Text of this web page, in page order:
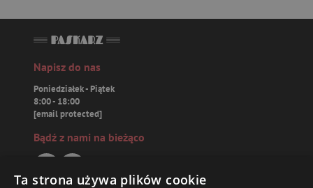
Napisz do nas
Poniedziałek - Piątek
8:00 - 18:00
[email protected]
Bądź z nami na bieżąco
Ta strona używa plików cookie